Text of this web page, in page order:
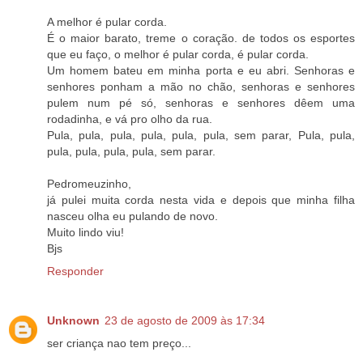
A melhor é pular corda.
É o maior barato, treme o coração. de todos os esportes
que eu faço, o melhor é pular corda, é pular corda.
Um homem bateu em minha porta e eu abri. Senhoras e
senhores ponham a mão no chão, senhoras e senhores
pulem num pé só, senhoras e senhores dêem uma
rodadinha, e vá pro olho da rua.
Pula, pula, pula, pula, pula, pula, sem parar, Pula, pula,
pula, pula, pula, pula, sem parar.
Pedromeuzinho,
já pulei muita corda nesta vida e depois que minha filha
nasceu olha eu pulando de novo.
Muito lindo viu!
Bjs
Responder
Unknown 23 de agosto de 2009 às 17:34
ser criança nao tem preço...